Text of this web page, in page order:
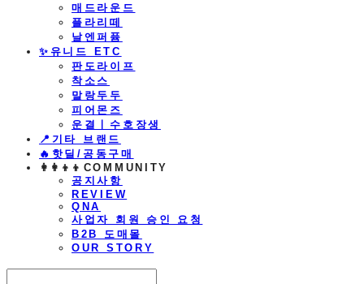
매드라운드
플라리떼
날엔퍼퓸
​✨유니드 ETC
판도라이프
착소스
말랑두두
피어몬즈
운결ㅣ수호장생
📍기타 브랜드
🔥핫딜/공동구매
👩‍👩‍👦‍👦COMMUNITY
공지사항
REVIEW
QNA
사업자 회원 승인 요청
B2B 도매몰
OUR STORY